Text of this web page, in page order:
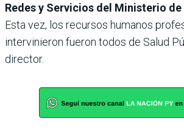
Redes y Servicios del Ministerio
Esta vez, los recursos humanos
intervinieron fueron todos de Salud
director.